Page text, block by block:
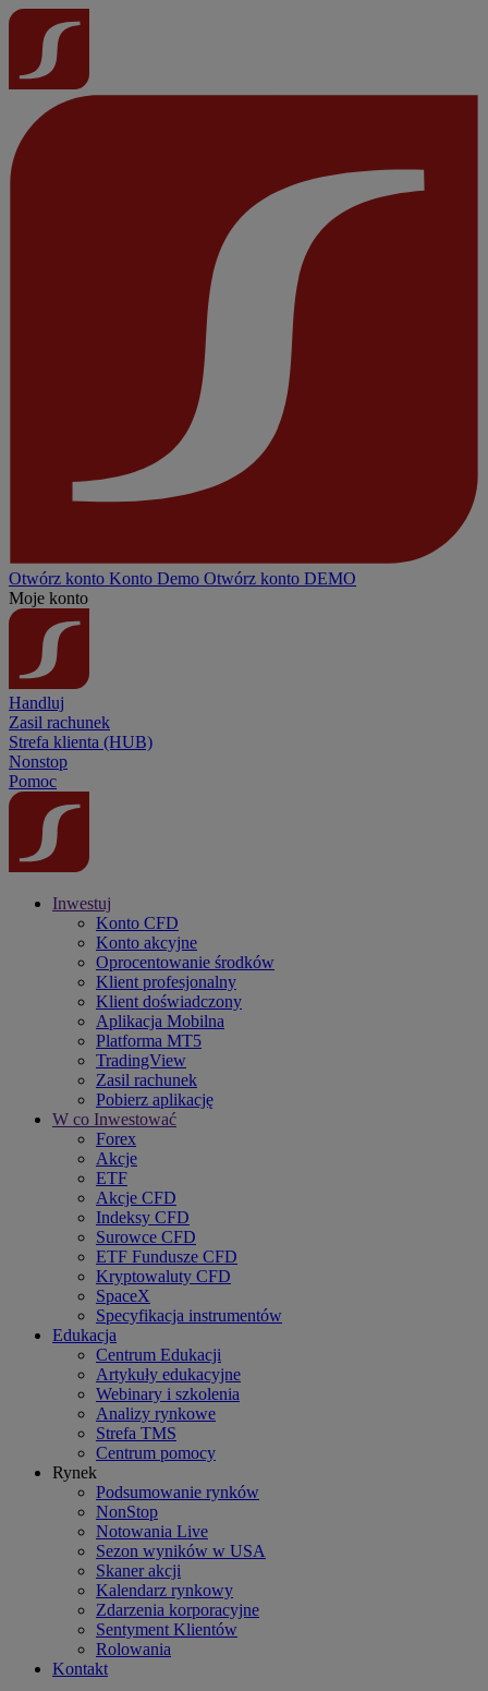
Otwórz konto Konto Demo Otwórz konto DEMO
Moje konto
Handluj
Zasil rachunek
Strefa klienta (HUB)
Nonstop
Pomoc
Inwestuj
Konto CFD
Konto akcyjne
Oprocentowanie środków
Klient profesjonalny
Klient doświadczony
Aplikacja Mobilna
Platforma MT5
TradingView
Zasil rachunek
Pobierz aplikację
W co Inwestować
Forex
Akcje
ETF
Akcje CFD
Indeksy CFD
Surowce CFD
ETF Fundusze CFD
Kryptowaluty CFD
SpaceX
Specyfikacja instrumentów
Edukacja
Centrum Edukacji
Artykuły edukacyjne
Webinary i szkolenia
Analizy rynkowe
Strefa TMS
Centrum pomocy
Rynek
Podsumowanie rynków
NonStop
Notowania Live
Sezon wyników w USA
Skaner akcji
Kalendarz rynkowy
Zdarzenia korporacyjne
Sentyment Klientów
Rolowania
Kontakt